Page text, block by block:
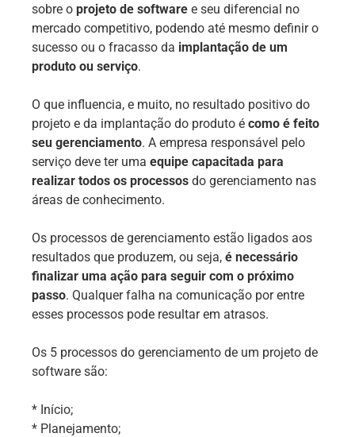
sobre o projeto de software e seu diferencial no
mercado competitivo, podendo até mesmo definir o
sucesso ou o fracasso da implantação de um
produto ou serviço.
O que influencia, e muito, no resultado positivo do
projeto e da implantação do produto é como é feito
seu gerenciamento. A empresa responsável pelo
serviço deve ter uma equipe capacitada para
realizar todos os processos do gerenciamento nas
áreas de conhecimento.
Os processos de gerenciamento estão ligados aos
resultados que produzem, ou seja, é necessário
finalizar uma ação para seguir com o próximo
passo. Qualquer falha na comunicação por entre
esses processos pode resultar em atrasos.
Os 5 processos do gerenciamento de um projeto de
software são:
* Início;
* Planejamento;